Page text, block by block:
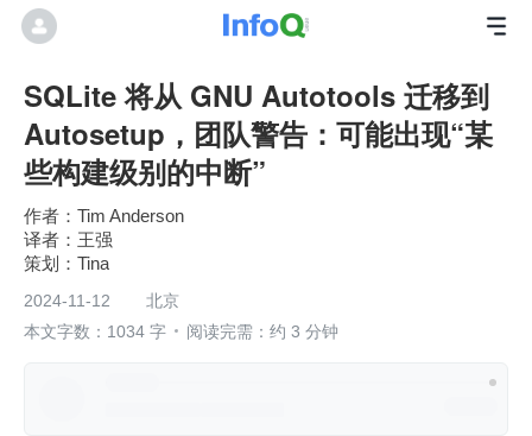
SQLite 将从 GNU Autotools 迁移到
Autosetup，团队警告：可能出现“某
些构建级别的中断”
Tim Anderson
王强
Tina
2024-11-12
北京
本文字数：1034 字
阅读完需：约 3 分钟